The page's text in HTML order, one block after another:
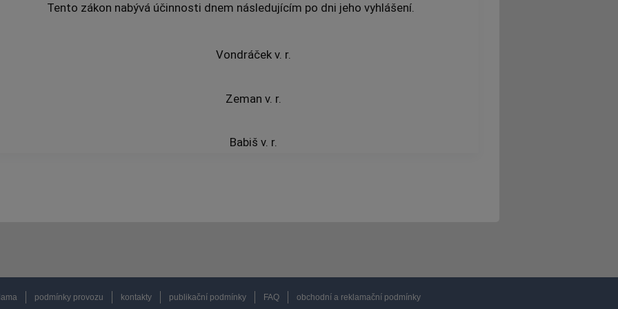
Tento zákon nabývá účinnosti dnem následujícím po dni jeho vyhlášení.
Vondráček v. r.
Zeman v. r.
Babiš v. r.
podmínky provozu kontakty publikační podmínky FAQ obchodní a reklamační podmínky